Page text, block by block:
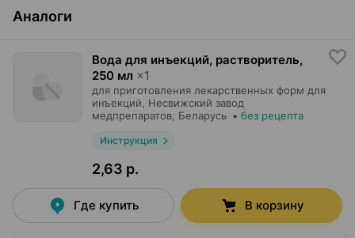
Аналоги
Вода для инъекций, растворитель,
250 мл ×1
для приготовления лекарственных форм для
инъекций,
Несвижский завод
медпрепаратов , Беларусь • без рецепта
Инструкция
2,63 р.
Где купить В корзину